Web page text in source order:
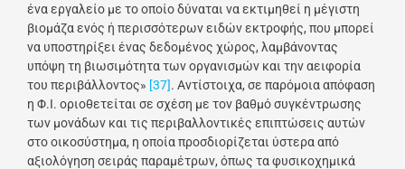
ένα εργαλείο με το οποίο δύναται να εκτιμηθεί η μέγιστη
βιομάζα ενός ή περισσότερων ειδών εκτροφής, που μπορεί
να υποστηρίξει ένας δεδομένος χώρος, λαμβάνοντας
υπόψη τη βιωσιμότητα των οργανισμών και την αειφορία
του περιβάλλοντος» [37]. Αντίστοιχα, σε παρόμοια απόφαση
η Φ.Ι. οριοθετείται σε σχέση με τον βαθμό συγκέντρωσης
των μονάδων και τις περιβαλλοντικές επιπτώσεις αυτών
στο οικοσύστημα, η οποία προσδιορίζεται ύστερα από
αξιολόγηση σειράς παραμέτρων, όπως τα φυσικοχημικά